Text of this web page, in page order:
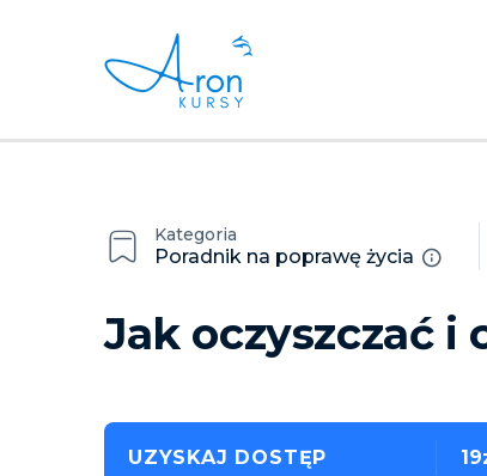
Kategoria
Poradnik na poprawę życia
Jak oczyszczać
UZYSKAJ DOSTĘP